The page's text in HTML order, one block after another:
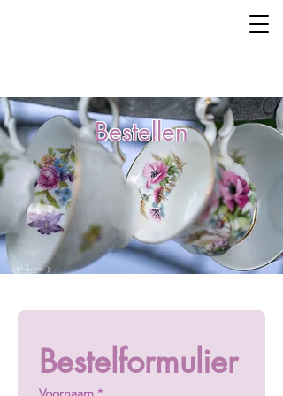
Bestellen
Bestelformulier